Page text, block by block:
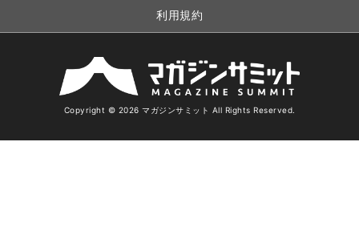
利用規約
Copyright © 2026 マガジンサミット All Rights Reserved.